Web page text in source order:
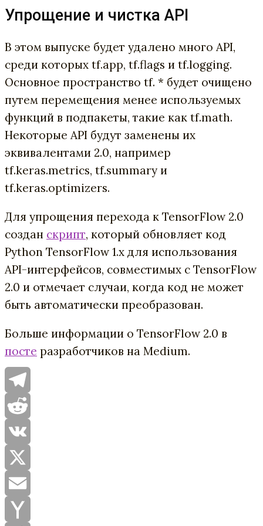
Упрощение и чистка API
В этом выпуске будет удалено много API,
среди которых tf.app, tf.flags и tf.logging.
Основное пространство tf. * будет очищено
путем перемещения менее используемых
функций в подпакеты, такие как tf.math.
Некоторые API будут заменены их
эквивалентами 2.0, например
tf.keras.metrics, tf.summary и
tf.keras.optimizers.
Для упрощения перехода к TensorFlow 2.0
создан скрипт, который обновляет код
Python TensorFlow 1.x для использования
API-интерфейсов, совместимых с TensorFlow
2.0 и отмечает случаи, когда код не может
быть автоматически преобразован.
Больше информации о TensorFlow 2.0 в
посте разработчиков на Medium.
Telegram
Reddit
VK
X
Email